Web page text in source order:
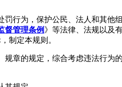
为，保护公民、法人和其他
督管理条例 》等法律、法规以及
制定本规则。
章的规定，综合考虑违法行为